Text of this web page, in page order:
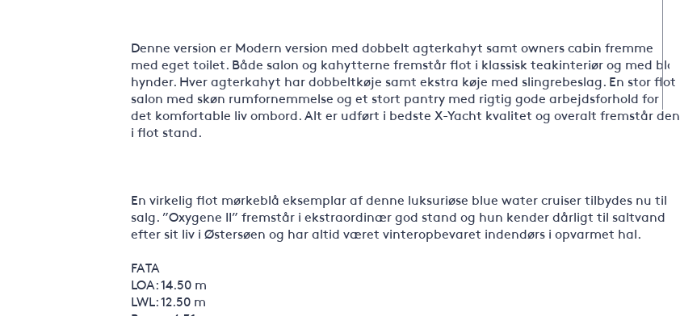
Denne version er Modern version med dobbelt agterkahyt samt owners cabin fremme
med eget toilet. Både salon og kahytterne fremstår flot i klassisk teakinteriør og med blå
hynder. Hver agterkahyt har dobbeltkøje samt ekstra køje med slingrebeslag. En stor flot
salon med skøn rumfornemmelse og et stort pantry med rigtig gode arbejdsforhold for
det komfortable liv ombord. Alt er udført i bedste X-Yacht kvalitet og overalt fremstår den
i flot stand.
En virkelig flot mørkeblå eksemplar af denne luksuriøse blue water cruiser tilbydes nu til
salg. ”Oxygene II” fremstår i ekstraordinær god stand og hun kender dårligt til saltvand
efter sit liv i Østersøen og har altid været vinteropbevaret indendørs i opvarmet hal.
FATA
LOA: 14.50 m
LWL: 12.50 m